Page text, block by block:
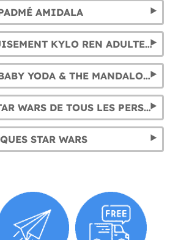
AMIDALA
CASQUE ET DÉGUISEMENT KYLO REN ADULTE ET ENFANT
DÉGUISEMENTS BABY YODA & THE MANDALORIAN POUR ENFANT ET ADULTE
SABRES LASER STAR WARS DE TOUS LES PERSONNAGES
STAR WARS